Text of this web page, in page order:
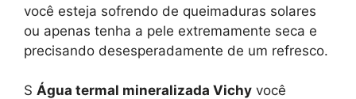
você esteja sofrendo de queimaduras solares
ou apenas tenha a pele extremamente seca e
precisando desesperadamente de um refresco.
S Água termal mineralizada Vichy você